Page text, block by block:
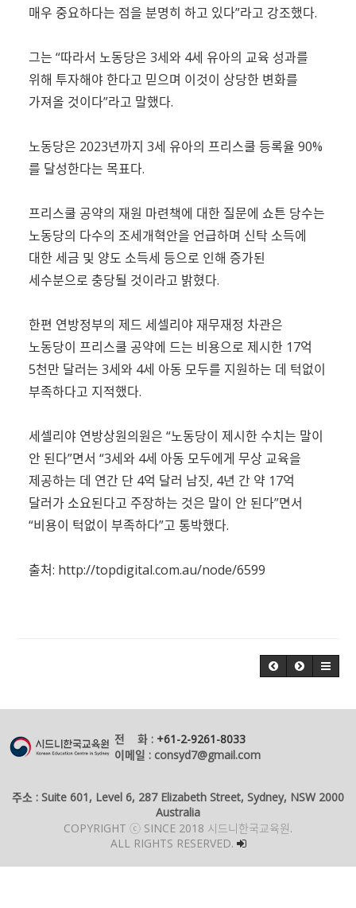
매우 중요하다는 점을 분명히 하고 있다”라고 강조했다.
그는 “따라서 노동당은 3세와 4세 유아의 교육 성과를
위해 투자해야 한다고 믿으며 이것이 상당한 변화를
가져올 것이다”라고 말했다.
노동당은 2023년까지 3세 유아의 프리스쿨 등록율 90%
를 달성한다는 목표다.
프리스쿨 공약의 재원 마련책에 대한 질문에 쇼튼 당수는
노동당의 다수의 조세개혁안을 언급하며 신탁 소득에
대한 세금 및 양도 소득세 등으로 인해 증가된
세수분으로 충당될 것이라고 밝혔다.
한편 연방정부의 제드 세셀리야 재무재정 차관은
노동당이 프리스쿨 공약에 드는 비용으로 제시한 17억
5천만 달러는 3세와 4세 아동 모두를 지원하는 데 턱없이
부족하다고 지적했다.
세셀리야 연방상원의원은 “노동당이 제시한 수치는 말이
안 된다”면서 “3세와 4세 아동 모두에게 무상 교육을
제공하는 데 연간 단 4억 달러 남짓, 4년 간 약 17억
달러가 소요된다고 주장하는 것은 말이 안 된다”면서
“비용이 턱없이 부족하다”고 통박했다.
출처: http://topdigital.com.au/node/6599
전 화 : +61-2-9261-8033
이메일 : consyd7@gmail.com
주소 : Suite 601, Level 6, 287 Elizabeth Street, Sydney, NSW 2000
Australia
COPYRIGHT ⓒ SINCE 2018 시드니한국교육원.
ALL RIGHTS RESERVED.